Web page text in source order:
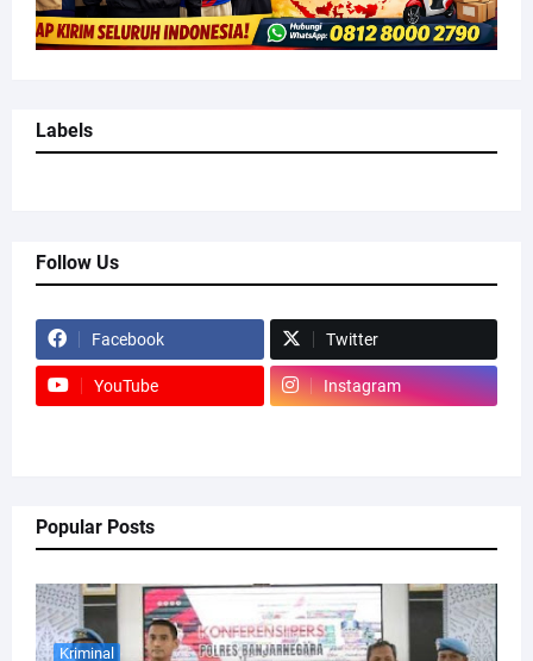
Labels
Follow Us
Facebook Twitter
YouTube Instagram
Popular Posts
Kriminal